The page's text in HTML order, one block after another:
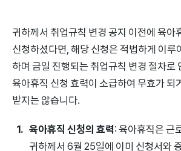
귀하께서 취업규칙 변경 공지 이전에 육아
신청하셨다면, 해당 신청은 적법하게 이루
하며 금일 진행되는 취업규칙 변경 절차로
육아휴직 신청 효력이 소급하여 무효가 되
받지는 않습니다.
육아휴직 신청의 효력: 육아휴직은 근
귀하께서 6월 25일에 이미 신청서와